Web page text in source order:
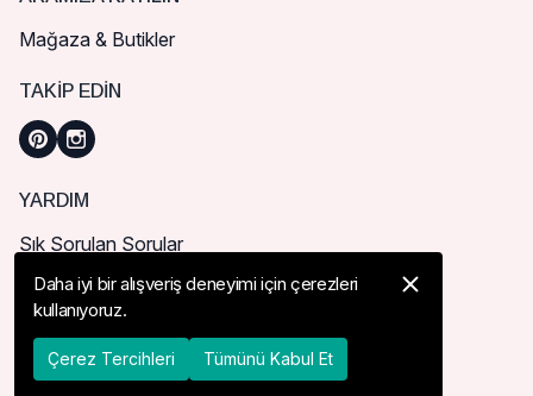
Mağaza & Butikler
TAKIP EDIN
YARDIM
Sık Sorulan Sorular
Nasıl Sipariş Verebilirim?
Kargo ve Teslimat
İade, İptal ve Değişim
Daha iyi bir alışveriş deneyimi için çerezleri
kullanıyoruz.
Çerez Tercihleri Tümünü Kabul Et